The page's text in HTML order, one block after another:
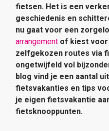
fietsen. Het is een
geschiedenis en
nu gaat voor een
arrangement of kiest voor
zelfgekozen routes via
ongetwijfeld vol
blog vind je een aantal
fietsvakanties en tips
je eigen fietsvakantie
fietsknooppunten.